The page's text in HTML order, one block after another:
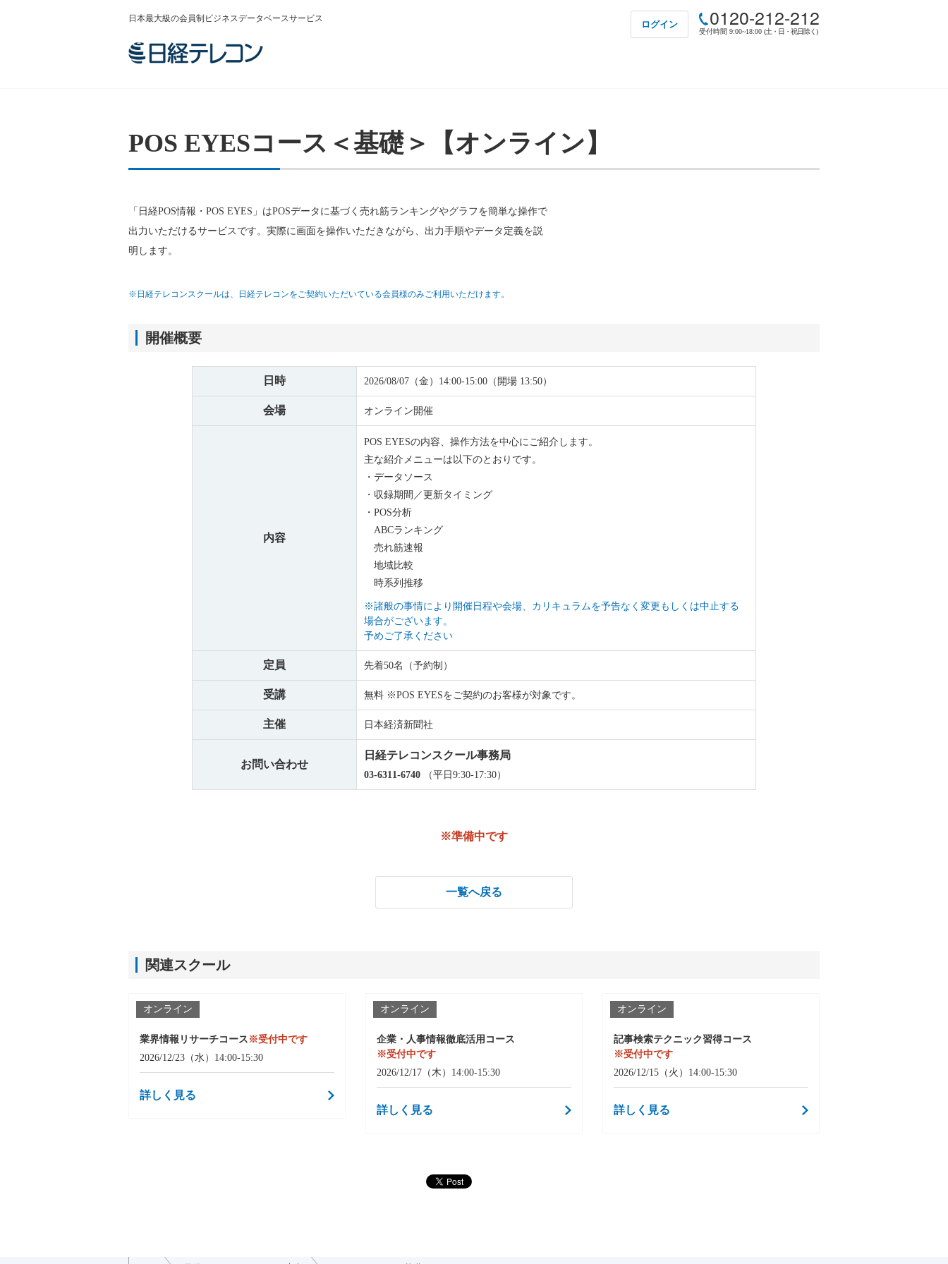
日本最大級の会員制ビジネスデータベースサービス
ログイン 0120-212-212
受付時間 9:00~18:00 (土・日・祝日除く)
POS EYESコース＜基礎＞【オンライン】
「日経POS情報・POS EYES」はPOSデータに基づく売れ筋ランキングやグラフを簡単な操作で
出力いただけるサービスです。実際に画面を操作いただきながら、出力手順やデータ定義を説
明します。
※日経テレコンスクールは、日経テレコンをご契約いただいている会員様のみご利用いただけます。
開催概要
日時 2026/08/07（金）14:00-15:00（開場 13:50）
会場 オンライン開催
内容
POS EYESの内容、操作方法を中心にご紹介します。
主な紹介メニューは以下のとおりです。
・データソース
・収録期間／更新タイミング
・POS分析
ABCランキング
売れ筋速報
地域比較
時系列推移
※諸般の事情により開催日程や会場、カリキュラムを予告なく変更もしくは中止する
場合がございます。
予めご了承ください
定員 先着50名（予約制）
受講 無料 ※POS EYESをご契約のお客様が対象です。
主催 日本経済新聞社
お問い合わせ
日経テレコンスクール事務局
03-6311-6740 （平日9:30-17:30）
※準備中です
一覧へ戻る
関連スクール
業界情報リサーチコース ※受付中です
2026/12/23（水）14:00-15:30
詳しく見る
オンライン
企業・人事情報徹底活用コース
※受付中です
2026/12/17（木）14:00-15:30
詳しく見る
オンライン
記事検索テクニック習得コース
※受付中です
2026/12/15（火）14:00-15:30
詳しく見る
オンライン